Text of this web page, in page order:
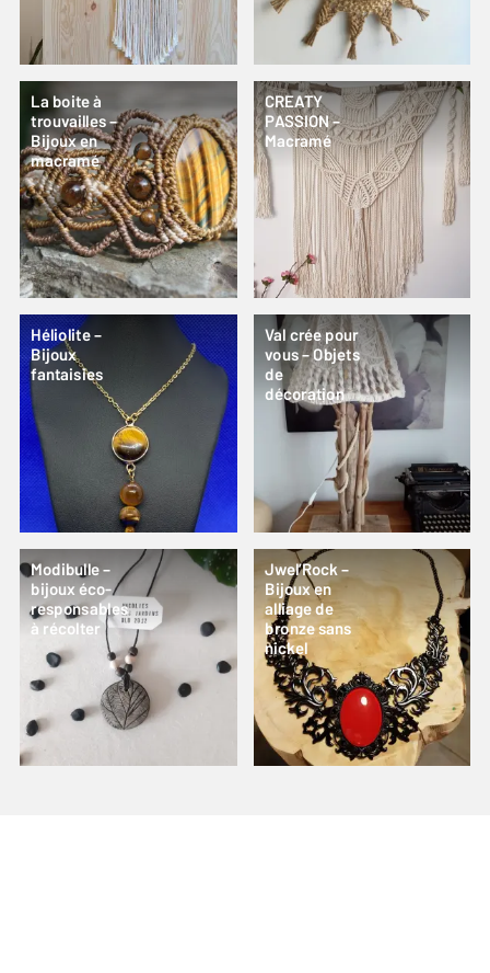
La boite à
trouvailles –
Bijoux en
macramé
CREATY
PASSION –
Macramé
Héliolite –
Bijoux
fantaisies
Val crée pour
vous – Objets
de
décoration
Modibulle –
bijoux éco-
responsables
à récolter
Jwel’Rock –
Bijoux en
alliage de
bronze sans
nickel